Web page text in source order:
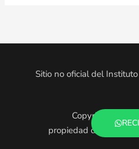
Sitio no oficial del
Copyright ©
propiedad de los